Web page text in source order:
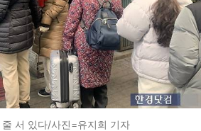
서 있다/사진=유지희 기자